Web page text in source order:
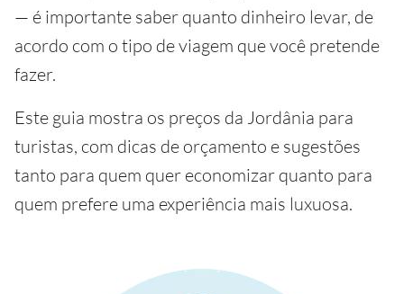
— é importante saber quanto dinheiro levar, de
acordo com o tipo de viagem que você pretende
fazer.
Este guia mostra os preços da Jordânia para
turistas, com dicas de orçamento e sugestões
tanto para quem quer economizar quanto para
quem prefere uma experiência mais luxuosa.